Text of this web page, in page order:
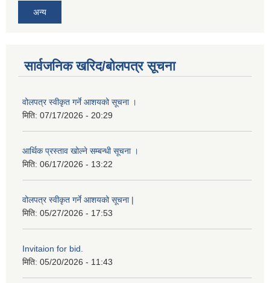
अन्य
सार्वजनिक खरिद/बोलपत्र सूचना
वोलपत्र स्वीकृत गर्ने आशयको सूचना ।
मिति: 07/17/2026 - 20:29
आर्थिक प्रस्ताव खोल्ने सम्बन्धी सूचना ।
मिति: 06/17/2026 - 13:22
वोलपत्र स्वीकृत गर्ने आशयको सूचना |
मिति: 05/27/2026 - 17:53
Invitaion for bid.
मिति: 05/20/2026 - 11:43